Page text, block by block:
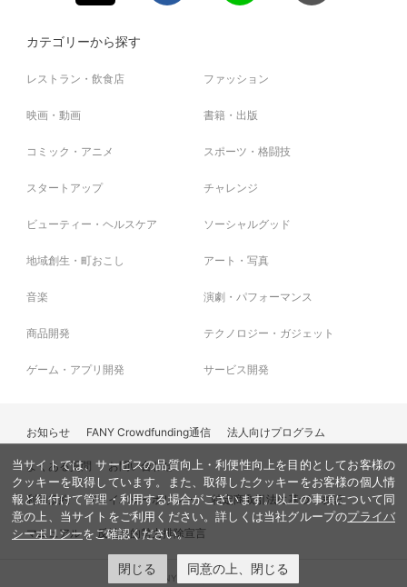
※こちらのリターンは実施日の3日前の16時までお買い求
※プロジェクト本文の末尾に記載されている【ご支援にあた
カテゴリーから探す
レストラン・飲食店 ファッション
映画・動画 書籍・出版
コミック・アニメ スポーツ・格闘技
スタートアップ チャレンジ
ビューティー・ヘルスケア ソーシャルグッド
地域創生・町おこし アート・写真
音楽 演劇・パフォーマンス
商品開発 テクノロジー・ガジェット
ゲーム・アプリ開発 サービス開発
お知らせ FANY Crowdfunding通信 法人向けプログラム
よくある質問 お問い合わせ
利用規約 プライバシーポリシー 特定商取引法に基づく表記
マニュアル 反社会的勢力排除宣言
© FANY, All Rights Reserved.
当サイトでは、サービスの品質向上・利便性向上を目的としてお客様の
クッキーを取得しています。また、取得したクッキーをお客様の個人情
報と紐付けて管理・利用する場合がございます。以上の事項について同
意の上、当サイトをご利用ください。詳しくは当社グループのプライバ
シーポリシーをご確認ください。
閉じる 同意の上、閉じる